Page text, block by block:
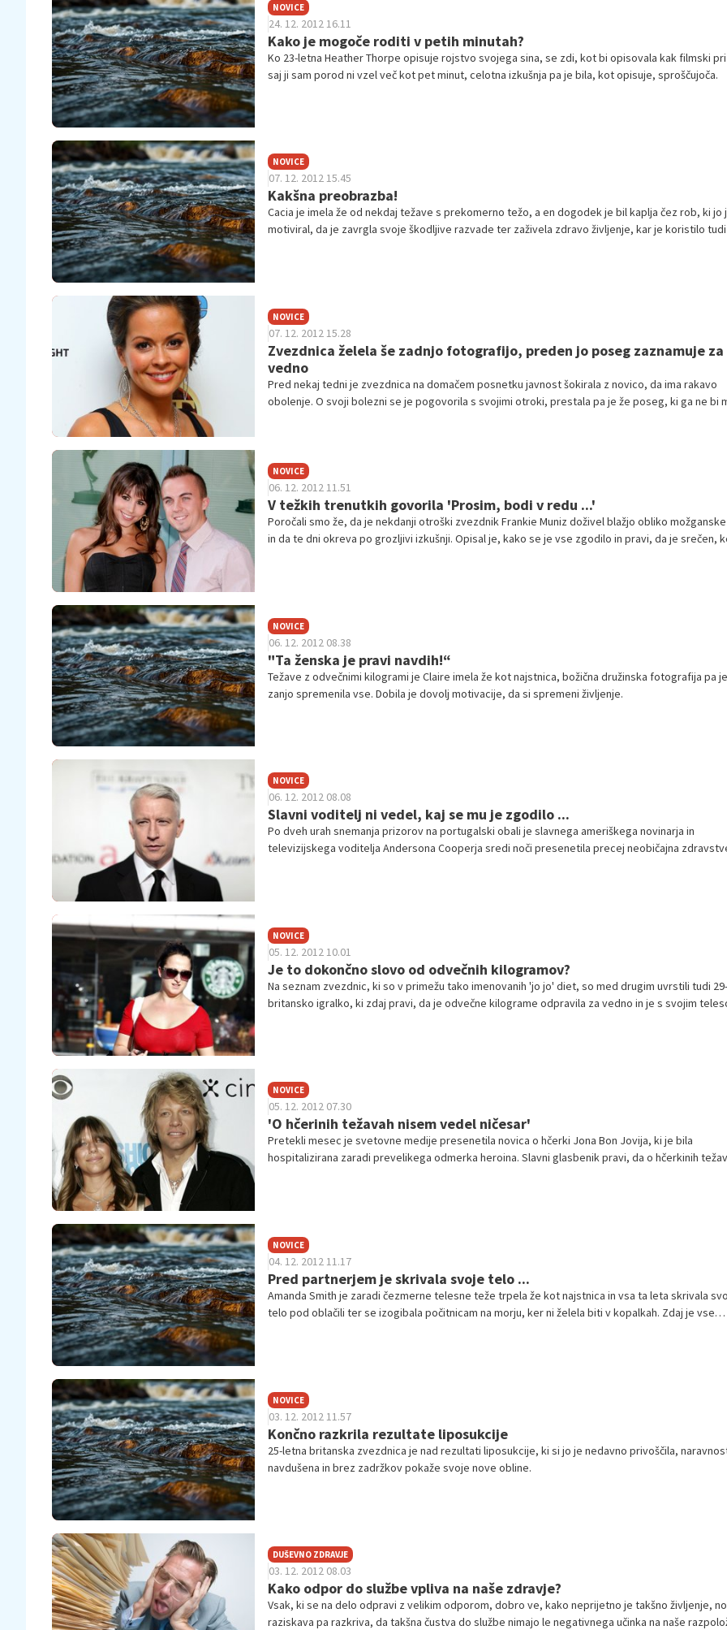
NOVICE
24. 12. 2012 16.11
Kako je mogoče roditi v petih minutah?
Ko 23-letna Heather Thorpe opisuje rojstvo svojega sina, se zdi, kot bi opisovala kak filmski
saj ji sam porod ni vzel več kot pet minut, celotna izkušnja pa je bila, kot opisuje, sproščujoča.
NOVICE
07. 12. 2012 15.45
Kakšna preobrazba!
Cacia je imela že od nekdaj težave s prekomerno težo, a en dogodek je bil kaplja čez rob, ki jo
motiviral, da je zavrgla svoje škodljive razvade ter zaživela zdravo življenje, kar je koristilo tudi
NOVICE
07. 12. 2012 15.28
Zvezdnica želela še zadnjo fotografijo, preden jo poseg zaznamuje za
vedno
Pred nekaj tedni je zvezdnica na domačem posnetku javnost šokirala z novico, da ima rakavo
obolenje. O svoji bolezni se je pogovorila s svojimi otroki, prestala pa je že poseg, ki ga ne bi
NOVICE
06. 12. 2012 11.51
V težkih trenutkih govorila 'Prosim, bodi v redu ...'
Poročali smo že, da je nekdanji otroški zvezdnik Frankie Muniz doživel blažjo obliko
in da te dni okreva po grozljivi izkušnji. Opisal je, kako se je vse zgodilo in pravi, da je srečen,
NOVICE
06. 12. 2012 08.38
"Ta ženska je pravi navdih!“
Težave z odvečnimi kilogrami je Claire imela že kot najstnica, božična družinska fotografija pa je
zanjo spremenila vse. Dobila je dovolj motivacije, da si spremeni življenje.
NOVICE
06. 12. 2012 08.08
Slavni voditelj ni vedel, kaj se mu je zgodilo ...
Po dveh urah snemanja prizorov na portugalski obali je slavnega ameriškega novinarja in
televizijskega voditelja Andersona Cooperja sredi noči presenetila precej neobičajna
NOVICE
05. 12. 2012 10.01
Je to dokončno slovo od odvečnih kilogramov?
Na seznam zvezdnic, ki so v primežu tako imenovanih 'jo jo' diet, so med drugim uvrstili tudi
britansko igralko, ki zdaj pravi, da je odvečne kilograme odpravila za vedno in je s svojim
NOVICE
05. 12. 2012 07.30
'O hčerinih težavah nisem vedel ničesar'
Pretekli mesec je svetovne medije presenetila novica o hčerki Jona Bon Jovija, ki je bila
hospitalizirana zaradi prevelikega odmerka heroina. Slavni glasbenik pravi, da o hčerkinih
NOVICE
04. 12. 2012 11.17
Pred partnerjem je skrivala svoje telo ...
Amanda Smith je zaradi čezmerne telesne teže trpela že kot najstnica in vsa ta leta skrivala
telo pod oblačili ter se izogibala počitnicam na morju, ker ni želela biti v kopalkah. Zdaj je vse
NOVICE
03. 12. 2012 11.57
Končno razkrila rezultate liposukcije
25-letna britanska zvezdnica je nad rezultati liposukcije, ki si jo je nedavno privoščila,
navdušena in brez zadržkov pokaže svoje nove obline.
DUŠEVNO ZDRAVJE
03. 12. 2012 08.03
Kako odpor do službe vpliva na naše zdravje?
Vsak, ki se na delo odpravi z velikim odporom, dobro ve, kako neprijetno je takšno življenje,
raziskava pa razkriva, da takšna čustva do službe nimajo le negativnega učinka na naše